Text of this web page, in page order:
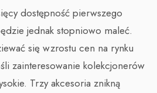
dostępność pierwszego
jednak stopniowo maleć.
się wzrostu cen na rynku
zainteresowanie kolekcjonerów
Trzy akcesoria znikną